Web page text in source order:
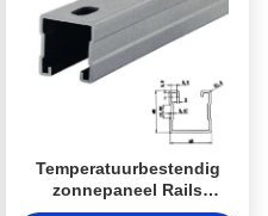
Temperatuurbestendig
zonnepaneel Rails
Aluminium legering Zonne-